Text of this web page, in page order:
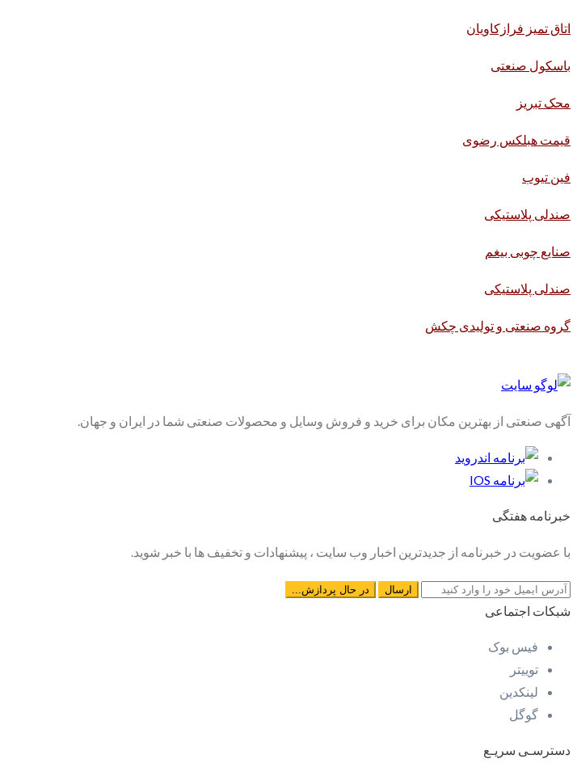
اتاق تمیز فرازکاویان
باسکول صنعتی
محک تبریز
قیمت هبلکس رضوی
فین تیوب
صندلی پلاستیکی
صنایع چوبی بیغم
صندلی پلاستیکی
گروه صنعتی و تولیدی چکش
آگهی صنعتی از بهترین مکان برای خرید و فروش وسایل و محصولات صنعتی شما در ایران و جهان.
خبرنامه هفتگی
با عضویت در خبرنامه از جدیدترین اخبار وب سایت ، پیشنهادات و تخفیف ها با خبر شوید.
شبکات اجتماعی
فیس بوک
توییتر
لینکدین
گوگل
دسترسـی سریـع